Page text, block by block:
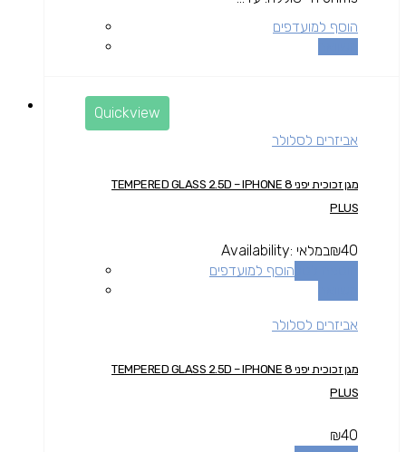
הוסף למועדפים
Quickview
אביזרים לסלולר
מגן זכוכית יפני TEMPERED GLASS 2.5D – IPHONE 8
PLUS
₪40
Availability: במלאי
הוסף למועדפים
אביזרים לסלולר
מגן זכוכית יפני TEMPERED GLASS 2.5D – IPHONE 8
PLUS
₪40